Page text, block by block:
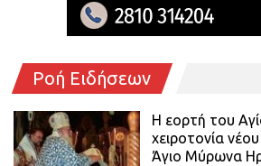
Ροή Ειδήσεων
Η εορτή του
χειροτονία
Άγιο Μύρωνα